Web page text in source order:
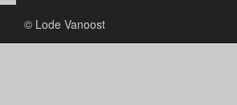
© Lode Vanoost